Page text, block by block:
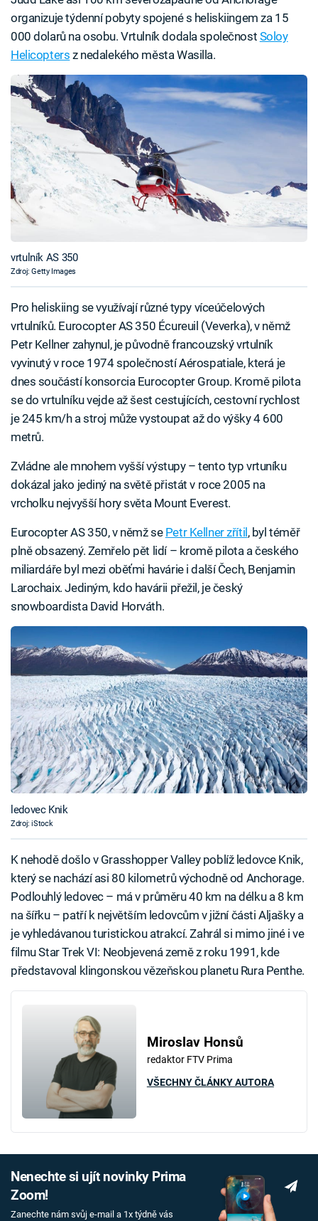
organizuje týdenní pobyty spojené s heliskiingem za 15
000 dolarů na osobu. Vrtulník dodala společnost Soloy
Helicopters z nedalekého města Wasilla.
vrtulník AS 350
Zdroj: Getty Images
Pro heliskiing se využívají různé typy víceúčelových
vrtulníků. Eurocopter AS 350 Écureuil (Veverka), v němž
Petr Kellner zahynul, je původně francouzský vrtulník
vyvinutý v roce 1974 společností Aérospatiale, která je
dnes součástí konsorcia Eurocopter Group. Kromě pilota
se do vrtulníku vejde až šest cestujících, cestovní rychlost
je 245 km/h a stroj může vystoupat až do výšky 4 600
metrů.
Zvládne ale mnohem vyšší výstupy – tento typ vrtuníku
dokázal jako jediný na světě přistát v roce 2005 na
vrcholku nejvyšší hory světa Mount Everest.
Eurocopter AS 350, v němž se Petr Kellner zřítil , byl téměř
plně obsazený. Zemřelo pět lidí – kromě pilota a českého
miliardáře byl mezi oběťmi havárie i další Čech, Benjamin
Larochaix. Jediným, kdo havárii přežil, je český
snowboardista David Horváth.
ledovec Knik
Zdroj: iStock
K nehodě došlo v Grasshopper Valley poblíž ledovce Knik,
který se nachází asi 80 kilometrů východně od Anchorage.
Podlouhlý ledovec – má v průměru 40 km na délku a 8 km
na šířku – patří k největším ledovcům v jižní části Aljašky a
je vyhledávanou turistickou atrakcí. Zahrál si mimo jiné i ve
filmu Star Trek VI: Neobjevená země z roku 1991, kde
představoval klingonskou vězeňskou planetu Rura Penthe.
Miroslav Honsů
redaktor FTV Prima
VŠECHNY ČLÁNKY AUTORA
Nenechte si ujít novinky Prima
Zoom!
Zanechte nám svůj e-mail a 1x týdně vás